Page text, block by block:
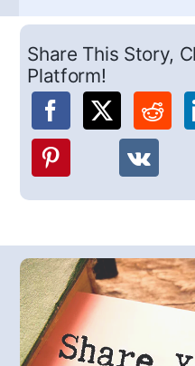
Share This Story,
Platform!